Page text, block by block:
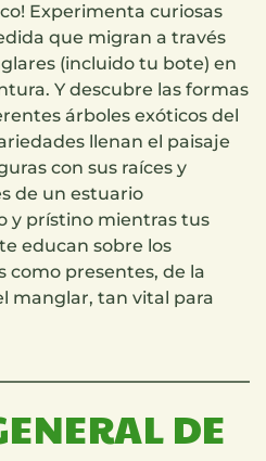
Experimenta curiosas
que migran a través
(incluido tu bote) en
Y descubre las formas
árboles exóticos del
llenan el paisaje
con sus raíces y
de un estuario
y prístino mientras tus
educan sobre los
como presentes, de la
manglar, tan vital para
DE